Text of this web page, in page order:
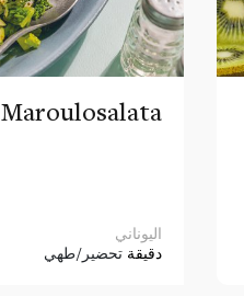
Maroulosalata
اليوناني
دقيقة تحضير/طهي